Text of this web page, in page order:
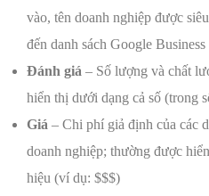
vào, tên doanh nghiệp được
đến danh sách Google
Đánh giá – Số lượng và chất
hiển thị dưới dạng cả số (trong
Giá – Chi phí giả định của các
doanh nghiệp; thường được
hiệu (ví dụ: $$$)